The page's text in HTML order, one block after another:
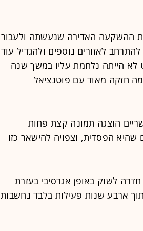
ההשקעה האדירה שנעשתה ולעבור
לאזורים נוספים ולהגדיל עוד
לא הייתה נלחמת עליו במשך שנה
חזקה מאוד עם פוטנציאל
הוצגה תמונה קצת פחות
הפסדית, וצפויה להישאר כזו
לשוק באופן אגרסיבי בעזרת
ארבע שנות פעילות בלבד נחשבות